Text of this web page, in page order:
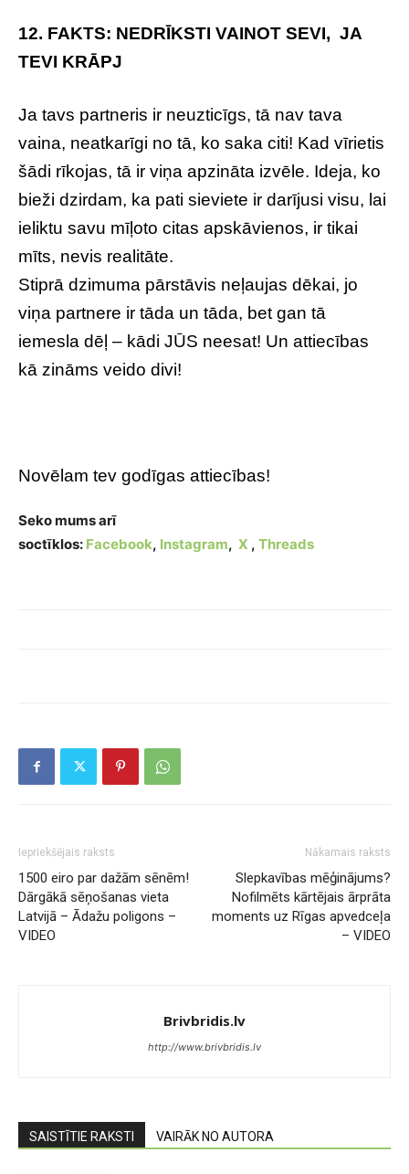
12. FAKTS: NEDRĪKSTI VAINOT SEVI, JA
TEVI KRĀPJ
Ja tavs partneris ir neuzticīgs, tā nav tava
vaina, neatkarīgi no tā, ko saka citi! Kad vīrietis
šādi rīkojas, tā ir viņa apzināta izvēle. Ideja, ko
bieži dzirdam, ka pati sieviete ir darījusi visu, lai
ieliktu savu mīļoto citas apskāvienos, ir tikai
mīts, nevis realitāte.
Stiprā dzimuma pārstāvis neļaujas dēkai, jo
viņa partnere ir tāda un tāda, bet gan tā
iemesla dēļ – kādi JŪS neesat! Un attiecības
kā zināms veido divi!
Novēlam tev godīgas attiecības!
Seko mums arī
soctīklos: Facebook, Instagram, X , Threads
Iepriekšējais raksts
1500 eiro par dažām sēnēm!
Dārgākā sēņošanas vieta
Latvijā – Ādažu poligons –
VIDEO
Nākamais raksts
Slepkavības mēģinājums?
Nofilmēts kārtējais ārprāta
moments uz Rīgas apvedceļa
– VIDEO
Brivbridis.lv
http://www.brivbridis.lv
SAISTĪTIE RAKSTI VAIRĀK NO AUTORA